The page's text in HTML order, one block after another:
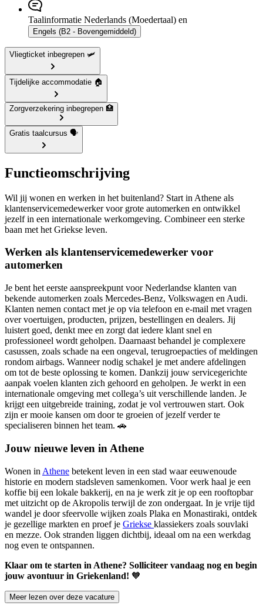
Taalinformatie Nederlands (Moedertaal) en
Engels (B2 - Bovengemiddeld)
Vliegticket inbegrepen 🛩️
Tijdelijke accommodatie 🏠
Zorgverzekering inbegrepen 🏥
Gratis taalcursus 🗣️
Functieomschrijving
Wil jij wonen en werken in het buitenland? Start in Athene als
klantenservicemedewerker voor grote automerken en ontwikkel
jezelf in een internationale werkomgeving. Combineer een sterke
baan met het Griekse leven.
Werken als klantenservicemedewerker voor
automerken
Je bent het eerste aanspreekpunt voor Nederlandse klanten van
bekende automerken zoals Mercedes-Benz, Volkswagen en Audi.
Klanten nemen contact met je op via telefoon en e-mail met vragen
over voertuigen, producten, prijzen, bestellingen en dealers. Jij
luistert goed, denkt mee en zorgt dat iedere klant snel en
professioneel wordt geholpen. Daarnaast behandel je complexere
casussen, zoals schade na een ongeval, terugroepacties of meldingen
rondom airbags. Wanneer nodig schakel je met andere afdelingen
om tot de beste oplossing te komen. Dankzij jouw servicegerichte
aanpak voelen klanten zich gehoord en geholpen. Je werkt in een
internationale omgeving met collega’s uit verschillende landen. Je
krijgt een uitgebreide training, zodat je vol vertrouwen start. Ook
zijn er mooie kansen om door te groeien of jezelf verder te
specialiseren binnen het team. 🚗
Jouw nieuwe leven in Athene
Wonen in Athene betekent leven in een stad waar eeuwenoude
historie en modern stadsleven samenkomen. Voor werk haal je een
koffie bij een lokale bakkerij, en na je werk zit je op een rooftopbar
met uitzicht op de Akropolis terwijl de zon ondergaat. In je vrije tijd
wandel je door sfeervolle wijken zoals Plaka en Monastiraki, ontdek
je gezellige markten en proef je Griekse klassiekers zoals souvlaki
en mezze. Ook stranden liggen dichtbij, ideaal om na een werkdag
nog even te ontspannen.
Klaar om te starten in Athene? Solliciteer vandaag nog en begin
jouw avontuur in Griekenland! 🧡
Meer lezen over deze vacature